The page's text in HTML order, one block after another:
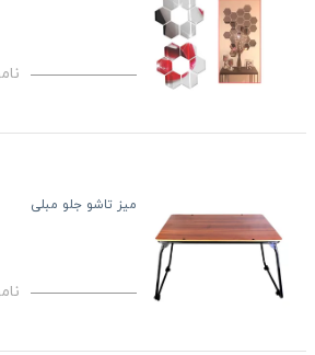
میز تاشو جلو مبلی